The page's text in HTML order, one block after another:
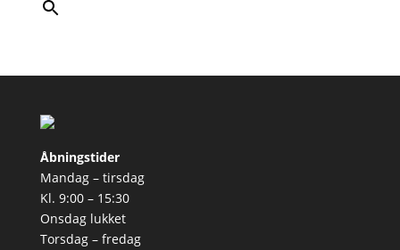
Åbningstider
Mandag – tirsdag
Kl. 9:00 – 15:30
Onsdag lukket
Torsdag – fredag